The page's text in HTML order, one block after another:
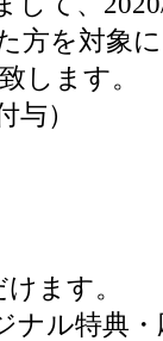
方を対象
します。
与）
ます。
ナル特典